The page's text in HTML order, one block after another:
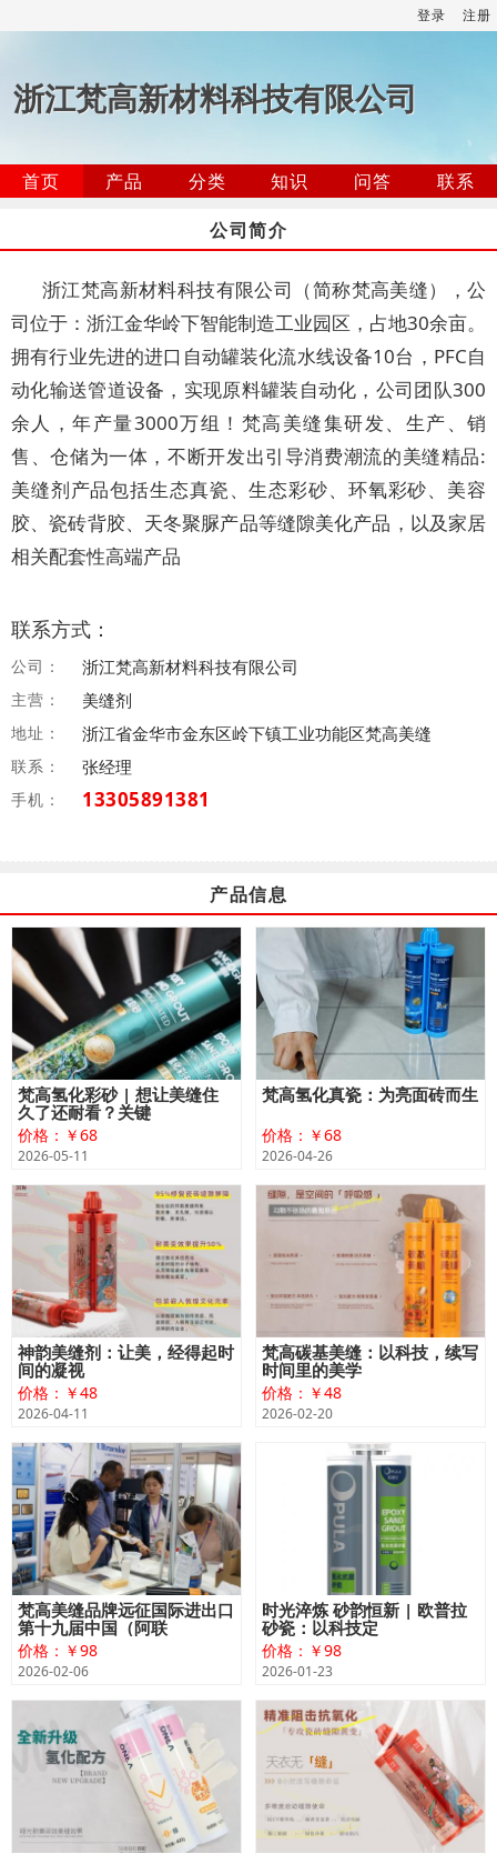
登录 注册
浙江梵高新材料科技有限公司
首页 产品 分类 知识 问答
联系
公司简介
浙江梵高新材料科技有限公司（简称梵高美缝），公
司位于：浙江金华岭下智能制造工业园区，占地30余亩。
拥有行业先进的进口自动罐装化流水线设备10台，PFC自
动化输送管道设备，实现原料罐装自动化，公司团队300
余人，年产量3000万组！梵高美缝集研发、生产、销
售、仓储为一体，不断开发出引导消费潮流的美缝精品:
美缝剂产品包括生态真瓷、生态彩砂、环氧彩砂、美容
胶、瓷砖背胶、天冬聚脲产品等缝隙美化产品，以及家居
相关配套性高端产品
联系方式：
公司： 浙江梵高新材料科技有限公司
主营： 美缝剂
地址： 浙江省金华市金东区岭下镇工业功能区梵高美缝
联系： 张经理
手机： 13305891381
产品信息
梵高氢化彩砂 | 想让美缝住
久了还耐看？关键
价格：￥68
2026-05-11
梵高氢化真瓷：为亮面砖而生
价格：￥68
2026-04-26
神韵美缝剂：让美，经得起时
间的凝视
价格：￥48
2026-04-11
梵高碳基美缝：以科技，续写
时间里的美学
价格：￥48
2026-02-20
梵高美缝品牌远征国际进出口
第十九届中国（阿联
价格：￥98
2026-02-06
时光淬炼 砂韵恒新 | 欧普拉
砂瓷：以科技定
价格：￥98
2026-01-23